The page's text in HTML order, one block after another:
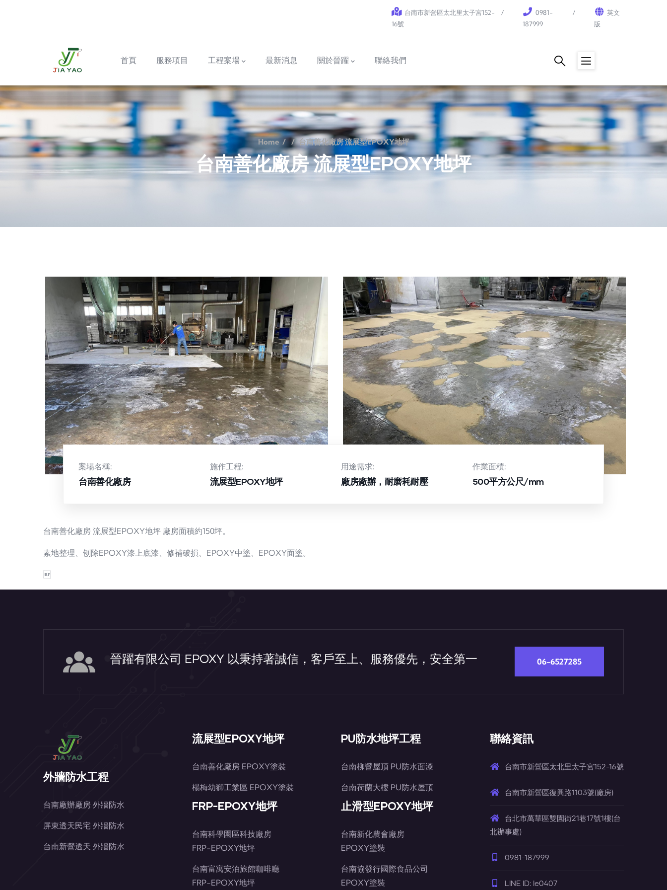
台南市新營區太北里太子宮152-
16號
0981-
187999
英文
版
首頁 服務項目 工程案場 最新消息 關於晉躍 聯絡我們
Home / / 台南善化廠房 流展型EPOXY地坪
台南善化廠房 流展型EPOXY地坪
案場名稱:
台南善化廠房
施作工程:
流展型EPOXY地坪
用途需求:
廠房廠辦，耐磨耗耐壓
作業面積:
500平方公尺/mm
台南善化廠房 流展型EPOXY地坪 廠房面積約150坪。
素地整理、刨除EPOXY漆上底漆、修補破損、EPOXY中塗、EPOXY面塗。

晉躍有限公司 EPOXY 以秉持著誠信，客戶至上、服務優先，安全第一 06-6527285
外牆防水工程
台南廠辦廠房 外牆防水
屏東透天民宅 外牆防水
台南新營透天 外牆防水
流展型EPOXY地坪
台南善化廠房 EPOXY塗裝
楊梅幼獅工業區 EPOXY塗裝
FRP-EPOXY地坪
台南科學園區科技廠房
FRP-EPOXY地坪
台南富寓安泊旅館咖啡廳
FRP-EPOXY地坪
PU防水地坪工程
台南柳營屋頂 PU防水面漆
台南荷蘭大樓 PU防水屋頂
止滑型EPOXY地坪
台南新化農會廠房
EPOXY塗裝
台南協發行國際食品公司
EPOXY塗裝
聯絡資訊
台南市新營區太北里太子宮152-16號
台南市新營區復興路1103號(廠房)
台北市萬華區雙園街21巷17號1樓(台
北辦事處)
0981-187999
LINE ID: le0407